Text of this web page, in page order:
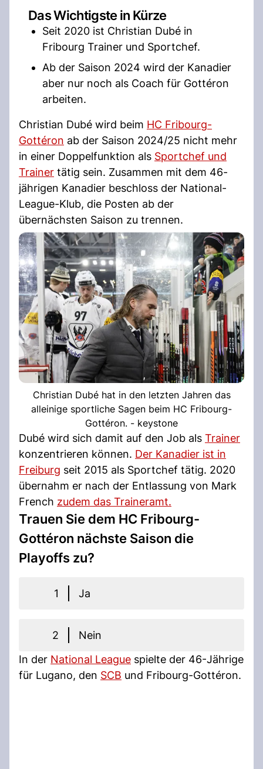
Das Wichtigste in Kürze
Seit 2020 ist Christian Dubé in
Fribourg Trainer und Sportchef.
Ab der Saison 2024 wird der Kanadier
aber nur noch als Coach für Gottéron
arbeiten.
Christian Dubé wird beim HC Fribourg-
Gottéron ab der Saison 2024/25 nicht mehr
in einer Doppelfunktion als Sportchef und
Trainer tätig sein. Zusammen mit dem 46-
jährigen Kanadier beschloss der National-
League-Klub, die Posten ab der
übernächsten Saison zu trennen.
Christian Dubé hat in den letzten Jahren das
alleinige sportliche Sagen beim HC Fribourg-
Gottéron. - keystone
Dubé wird sich damit auf den Job als Trainer
konzentrieren können. Der Kanadier ist in
Freiburg seit 2015 als Sportchef tätig. 2020
übernahm er nach der Entlassung von Mark
French zudem das Traineramt.
Trauen Sie dem HC Fribourg-
Gottéron nächste Saison die
Playoffs zu?
1 Ja
2
Nein
In der National League spielte der 46-Jährige
für Lugano, den SCB und Fribourg-Gottéron.